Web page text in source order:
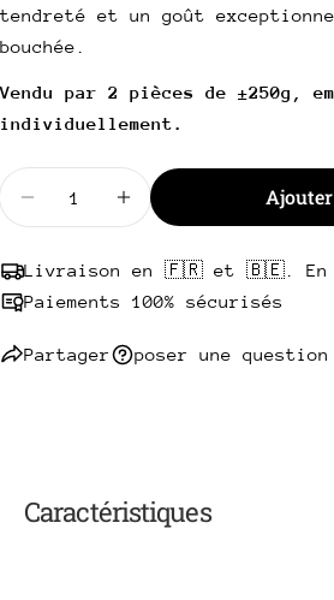
tendreté et un goût
bouchée.
Vendu par 2 pièces de ±250g,
individuellement.
Diminuer la quantité pour
Augmenter la
Livraison en 🇫🇷 et 🇧🇪. En
Paiements 100% sécurisés
Partager
Facebook
X Pinterest
poser une question
Votre
Envoyer une
Caractéristiques